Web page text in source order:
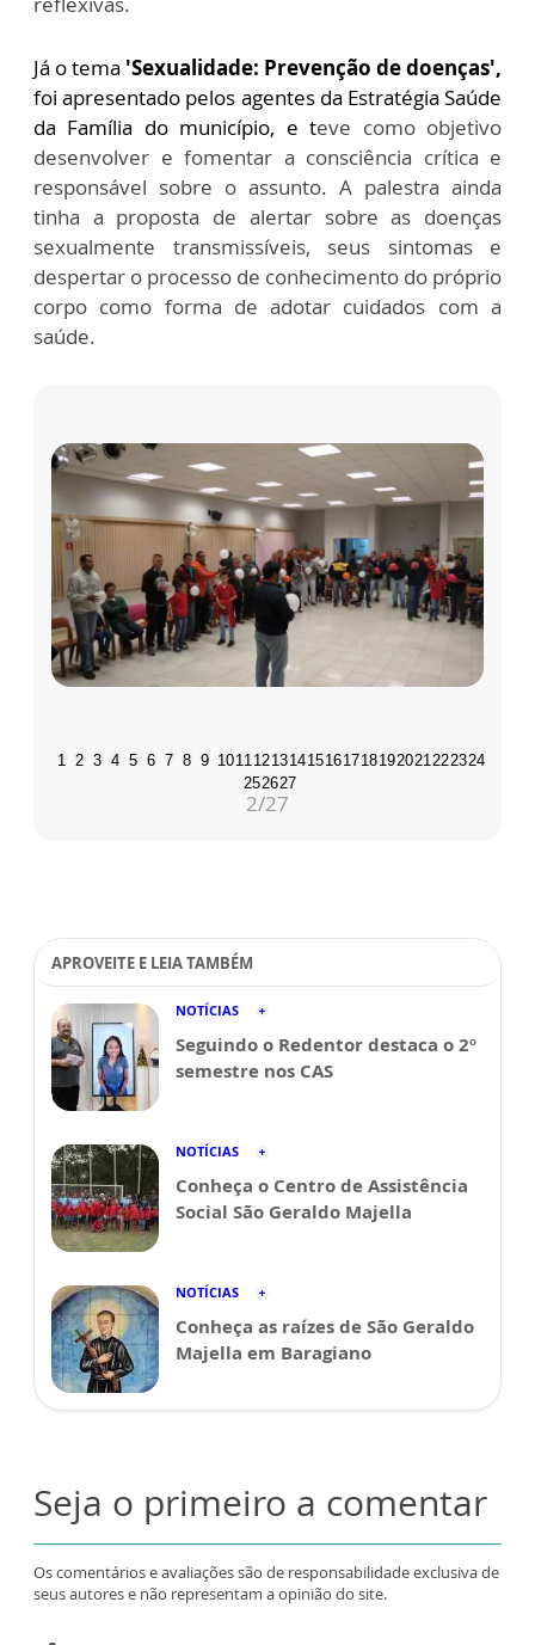
Já o tema 'Sexualidade: Prevenção de doenças',
foi apresentado pelos agentes da Estratégia Saúde
da Família do município, e teve como objetivo
desenvolver e fomentar a consciência crítica e
responsável sobre o assunto. A palestra ainda
tinha a proposta de alertar sobre as doenças
sexualmente transmissíveis, seus sintomas e
despertar o processo de conhecimento do próprio
corpo como forma de adotar cuidados com a
saúde.
1 2 3 4 5 6 7 8 9 1011 12131415161718192021 222324
252627
2/27
APROVEITE E LEIA TAMBÉM
NOTÍCIAS
Seguindo o Redentor destaca o 2º
semestre nos CAS
NOTÍCIAS
Conheça o Centro de Assistência
Social São Geraldo Majella
NOTÍCIAS
Conheça as raízes de São Geraldo
Majella em Baragiano
Seja o primeiro a comentar
Os comentários e avaliações são de responsabilidade exclusiva de
seus autores e não representam a opinião do site.